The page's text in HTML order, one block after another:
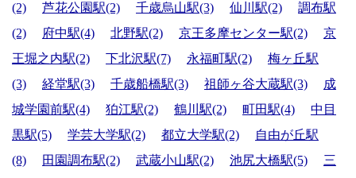
(2)
芦花公園駅(2) 千歳烏山駅(3) 仙川駅(2)
調布駅
(2)
府中駅(4) 北野駅(2) 京王多摩センター駅(2)
京
王堀之内駅(2)
下北沢駅(7) 永福町駅(2)
梅ヶ丘駅
(3)
経堂駅(3) 千歳船橋駅(3) 祖師ヶ谷大蔵駅(3)
成
城学園前駅(4)
狛江駅(2) 鶴川駅(2) 町田駅(4)
中目
黒駅(5)
学芸大学駅(2) 都立大学駅(2)
自由が丘駅
(8)
田園調布駅(2) 武蔵小山駅(2) 池尻大橋駅(5)
三